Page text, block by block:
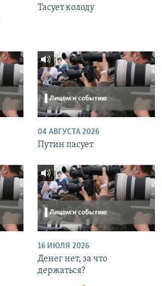
Тасует колоду
04 АВГУСТА 2026
Путин пасует
16 ИЮЛЯ 2026
Денег нет, за что
держаться?